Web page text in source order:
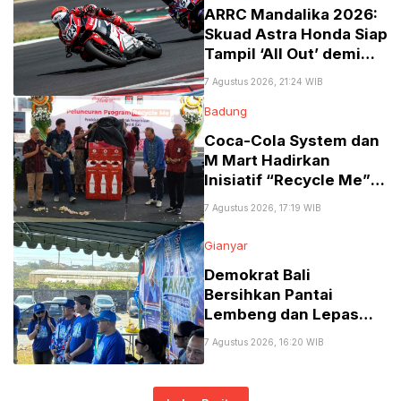
​ARRC Mandalika 2026:
Skuad Astra Honda Siap
Tampil ‘All Out’ demi
7 Agustus 2026, 21:24 WIB
Badung
Coca-Cola System dan
M Mart Hadirkan
Inisiatif “Recycle Me”
Perluas Pengumpulan
7 Agustus 2026, 17:19 WIB
Gianyar
Demokrat Bali
Bersihkan Pantai
Lembeng dan Lepas
300 Tukik Sambut
7 Agustus 2026, 16:20 WIB